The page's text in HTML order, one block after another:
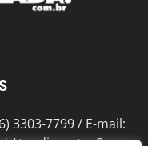
3303-7799 / E-mail: